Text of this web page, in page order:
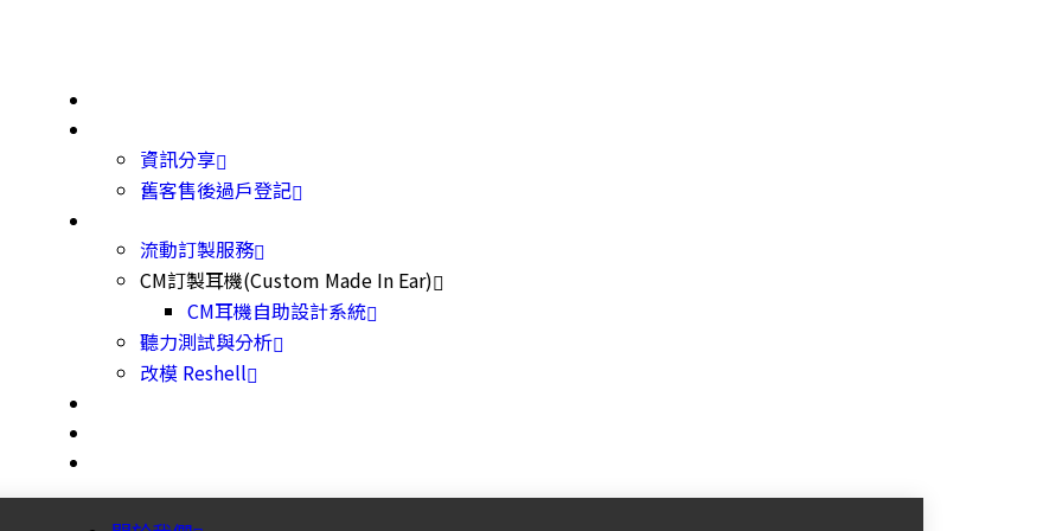
資訊分享
舊客售後過戶登記
流動訂製服務
CM訂製耳機(Custom Made In Ear)
CM耳機自助設計系統
聽力測試與分析
改模 Reshell